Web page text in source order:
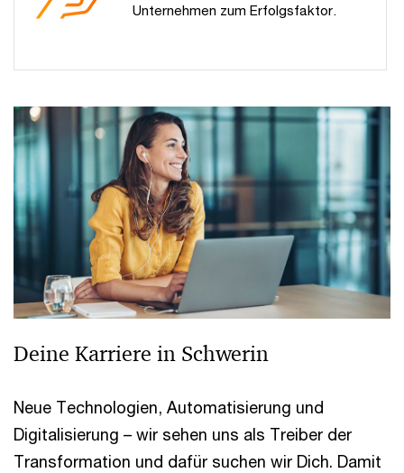
Unternehmen zum Erfolgsfaktor.
Deine Karriere in Schwerin
Neue Technologien, Automatisierung und
Digitalisierung – wir sehen uns als Treiber der
Transformation und dafür suchen wir Dich. Damit